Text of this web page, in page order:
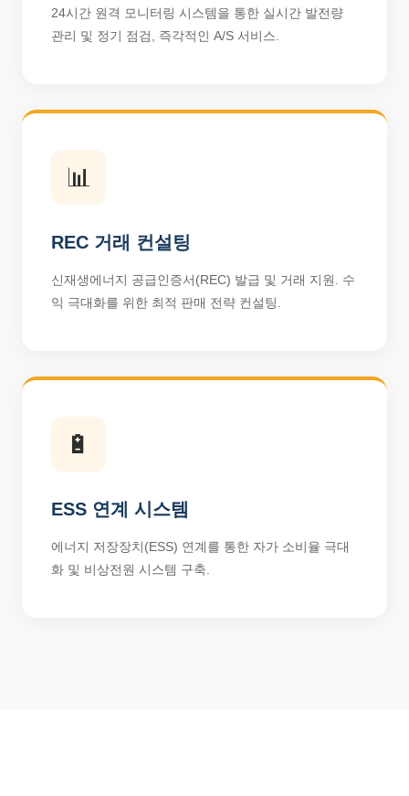
24시간 원격 모니터링 시스템을 통한 실시간 발전량
관리 및 정기 점검, 즉각적인 A/S 서비스.
📊
REC 거래 컨설팅
신재생에너지 공급인증서(REC) 발급 및 거래 지원. 수
익 극대화를 위한 최적 판매 전략 컨설팅.
🔋
ESS 연계 시스템
에너지 저장장치(ESS) 연계를 통한 자가 소비율 극대
화 및 비상전원 시스템 구축.